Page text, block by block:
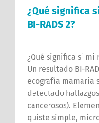
¿Qué significa
BI-RADS 2?
¿Qué significa si mi
Un resultado BI-
ecografía mamaria
detectado
cancerosos).
quiste simple,